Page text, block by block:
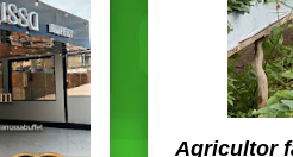
Agricultor